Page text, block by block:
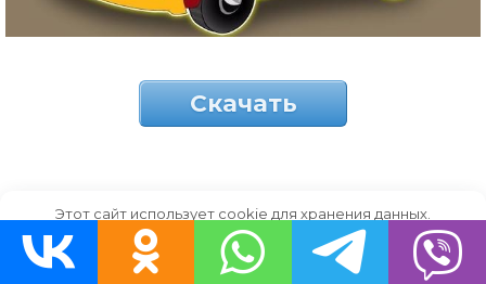
Скачать
Оцените статью
Этот сайт использует cookie для хранения данных.
Продолжая использовать сайт, Вы даете свое согласие на
работу с этими файлами.
OK